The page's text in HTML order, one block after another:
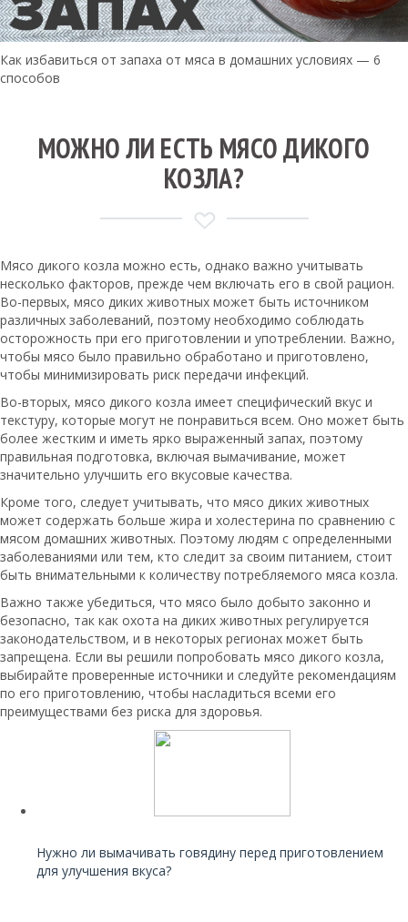
Как избавиться от запаха от мяса в домашних условиях — 6
способов
МОЖНО ЛИ ЕСТЬ МЯСО ДИКОГО
КОЗЛА?
Мясо дикого козла можно есть, однако важно учитывать
несколько факторов, прежде чем включать его в свой рацион.
Во-первых, мясо диких животных может быть источником
различных заболеваний, поэтому необходимо соблюдать
осторожность при его приготовлении и употреблении. Важно,
чтобы мясо было правильно обработано и приготовлено,
чтобы минимизировать риск передачи инфекций.
Во-вторых, мясо дикого козла имеет специфический вкус и
текстуру, которые могут не понравиться всем. Оно может быть
более жестким и иметь ярко выраженный запах, поэтому
правильная подготовка, включая вымачивание, может
значительно улучшить его вкусовые качества.
Кроме того, следует учитывать, что мясо диких животных
может содержать больше жира и холестерина по сравнению с
мясом домашних животных. Поэтому людям с определенными
заболеваниями или тем, кто следит за своим питанием, стоит
быть внимательными к количеству потребляемого мяса козла.
Важно также убедиться, что мясо было добыто законно и
безопасно, так как охота на диких животных регулируется
законодательством, и в некоторых регионах может быть
запрещена. Если вы решили попробовать мясо дикого козла,
выбирайте проверенные источники и следуйте рекомендациям
по его приготовлению, чтобы насладиться всеми его
преимуществами без риска для здоровья.
Нужно ли вымачивать говядину перед приготовлением
для улучшения вкуса?